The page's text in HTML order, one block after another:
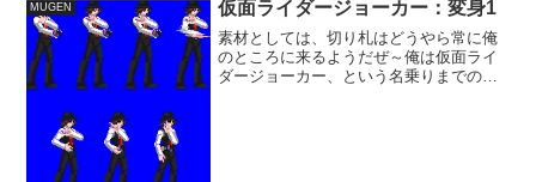
MUGEN 仮面ライダージョーカー：変身1
素材としては、切り札はどうやら常に俺
のところに来るようだぜ～俺は仮面ライ
ダージョーカー、という名乗りまでの一